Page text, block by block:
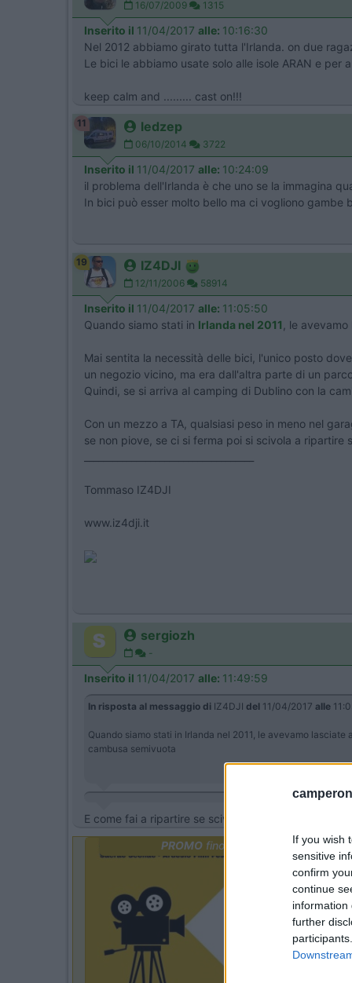
If you wish
sensitive
confirm
continue
information
further
16/07/2009 1315
Inserito il 11/04/2017 alle: 10:16:30
Nel 2012 abbiamo girato tutta l'Irlanda. on due
Le bici le abbiamo usate solo alle isole ARAN e per
keep calm and ......... cast on!!!
11 ledzep
06/10/2014 3722
Inserito il 11/04/2017 alle: 10:24:09
il problema dell'Irlanda è che uno se la immagina
In bici può esser molto bello ma ci vogliono gambe
19 IZ4DJI
12/11/2006 58914
Inserito il 11/04/2017 alle: 11:05:50
Quando siamo stati in Irlanda nel 2011 , le
Mai sentita la necessità delle bici, l'unico posto
un negozio vicino, ma era dall'altra parte di un
Quindi, se si arriva al camping di Dublino con la
Con un mezzo a TA, qualsiasi peso in meno nel
se non piove, se ci si ferma poi si scivola a ripartire
Tommaso IZ4DJI
www.iz4dji.it
sergiozh
-
Inserito il 11/04/2017 alle: 11:49:59
In risposta al messaggio di IZ4DJI del 11/04/2017 alle
Quando siamo stati in Irlanda nel 2011, le avevamo
cambusa semivuota
E come fai a ripartire se scivoli ?
PROMOfino al 12/08/26